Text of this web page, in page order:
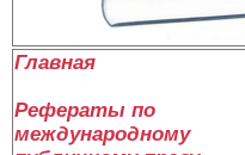
Главная
Рефераты по
международному